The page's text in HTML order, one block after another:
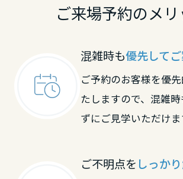
ご来場予約のメリ
混雑時も優先して
ご予約のお客様を優
たしますので、混雑
ずにご見学いただけま
ご不明点を しっか
岡山県